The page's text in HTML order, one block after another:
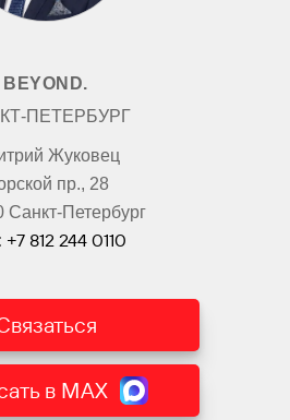
BEYOND.
ПЕТЕРБУРГ
Жуковец
пр., 28
Санкт-Петербург
+7 812 244 0110
в MAX